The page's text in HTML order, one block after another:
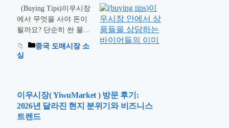
깊고 활기찬 곳을 꼽으
라면 단연 1기(District 1)
입니다. 2002년에 개장
로 구성되어 있으며, 약
1만 개 이상의 …
(Buying Tips)이우시장
에서 무엇을 사야 돈이
될까요? 단순히 싼 물건
을 찾는 시대는 지났습
니다. AI 장난감부터 친
와 실패 없는 사입을 위
한 ‘현지 전문가급’ 구매
팁을 총정리해 드립니
중국 도매시장 소
싱
이우시장( YiwuMarket ) 방문 후기:
2026년 달라진 현지 분위기와 비즈니스
트렌드